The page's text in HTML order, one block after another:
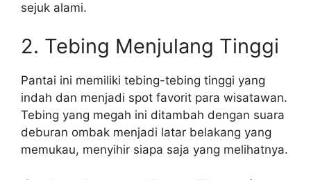
sejuk alami.
2. Tebing Menjulang Tinggi
Pantai ini memiliki tebing-tebing tinggi yang
indah dan menjadi spot favorit para wisatawan.
Tebing yang megah ini ditambah dengan suara
deburan ombak menjadi latar belakang yang
memukau, menyihir siapa saja yang melihatnya.